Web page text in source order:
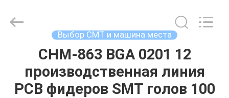
ПРОДУКЦИЯ
TECHNOLOGY
LIMITED.
Выбор СМТ и машина места
CHM-863 BGA 0201 12
производственная линия
PCB фидеров SMT голов 100